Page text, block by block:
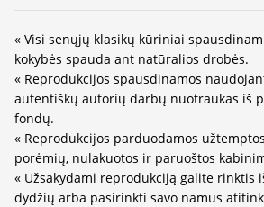
« Visi senųjų klasikų kūriniai
kokybės spauda ant natūralios drobės.
« Reprodukcijos spausdinamos
autentiškų autorių darbų nuotraukas iš
fondų.
« Reprodukcijos parduodamos
porėmių, nulakuotos ir paruoštos
« Užsakydami reprodukciją galite rinktis
dydžių arba pasirinkti savo namus